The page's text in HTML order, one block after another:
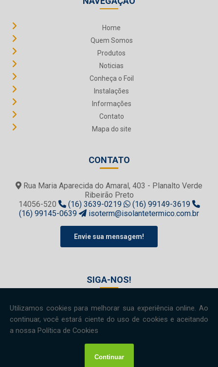
Home
Quem Somos
Produtos
Noticias
Conheça o Foil
Instalações
Informações
Contato
Mapa do site
CONTATO
Rua Maria Aparecida do Amaral, 403 - Planalto Verde
Ribeirão Preto
14056-520
(16) 3639-0219
(16) 99149-3619
(16) 99145-0639
isoterm@isolantetermico.com.br
Envie sua mensagem!
SIGA-NOS!